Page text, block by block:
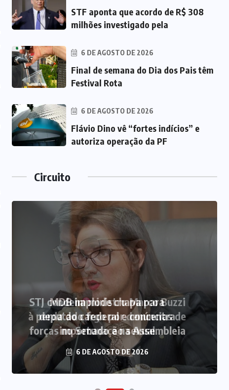
STF aponta que acordo de R$ 308
milhões investigado pela
6 DE AGOSTO DE 2026
Final de semana do Dia dos Pais têm
Festival Rota
6 DE AGOSTO DE 2026
Flávio Dino vê “fortes indícios” e
autoriza operação da PF
Circuito
MDB implode chapa para
deputado federal e concentra
forças no Senado e na Assembleia
6 DE AGOSTO DE 2026